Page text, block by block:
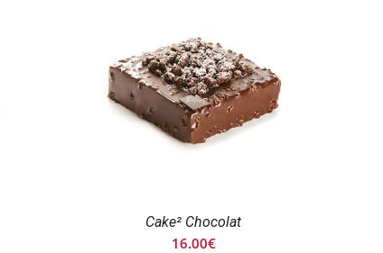
Cake² Chocolat
16.00€